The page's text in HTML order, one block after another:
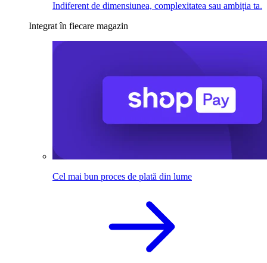
Indiferent de dimensiunea, complexitatea sau ambiția ta.
Integrat în fiecare magazin
Cel mai bun proces de plată din lume